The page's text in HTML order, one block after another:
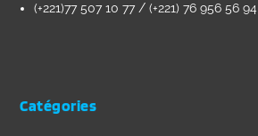
(+221)77 507 10 77 / (+221) 76 956 56 94
Catégories